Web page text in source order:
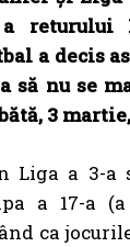
returului
a decis
să nu se
3
Liga a 3-a
a 17-a
ca